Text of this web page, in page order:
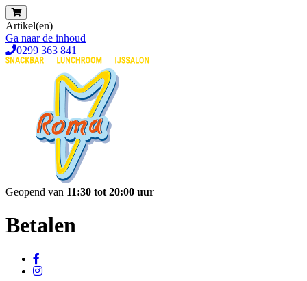
Artikel(en)
Ga naar de inhoud
0299 363 841
Geopend van 11:30 tot 20:00 uur
Betalen